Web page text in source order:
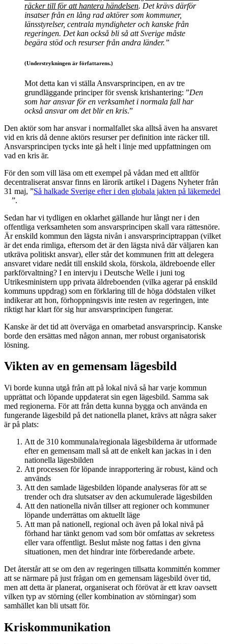
räcker till för att hantera händelsen. Det krävs därför
insatser från en lång rad aktörer som kommuner,
länsstyrelser, centrala myndigheter och kanske från
regeringen. Det kan också bli så att Sverige måste
begära stöd och resurser från andra länder.”
(Understrykningen är författarens.)
Mot detta kan vi ställa Ansvarsprincipen, en av tre
grundläggande principer för svensk krishantering: ”Den
som har ansvar för en verksamhet i normala fall har
också ansvar om det blir en kris.”
Den aktör som har ansvar i normalfallet ska alltså även ha ansvaret
vid en kris då denne aktörs resurser per definition inte räcker till.
Ansvarsprincipen tycks inte gå helt i linje med uppfattningen om
vad en kris är.
För den som vill läsa om ett exempel på vådan med ett alltför
decentraliserat ansvar finns en lärorik artikel i Dagens Nyheter från
31 maj, ”Så halkade Sverige efter i den globala jakten på läkemedel
”.
Sedan har vi tydligen en oklarhet gällande hur långt ner i den
offentliga verksamheten som ansvarsprincipen skall vara rättesnöre.
Är enskild kommun den lägsta nivån i ansvarsprinciptrappan (vilket
är det enda rimliga, eftersom det är den lägsta nivå där väljaren kan
utkräva politiskt ansvar), eller står det kommunen fritt att delegera
ansvaret vidare nedåt till enskild skola, förskola, äldreboende eller
parkförvaltning? I en intervju i Deutsche Welle i juni tog
Utrikesministern upp privata äldreboenden (vilka agerar på enskild
kommuns uppdrag) som en förklaring till de höga dödstalen vilket
indikerar att hon, förhoppningsvis inte resten av regeringen, inte
riktigt har klart för sig hur ansvarsprincipen fungerar.
Kanske är det tid att överväga en omarbetad ansvarsprincip. Kanske
borde den ersättas med någon annan, mer robust organisatorisk
lösning.
Vikten av en gemensam lägesbild
Vi borde kunna utgå från att på lokal nivå så har varje kommun
upprättat och löpande uppdaterat sin egen lägesbild. Samma sak
med regionerna. För att från detta kunna bygga och använda en
fungerande lägesbild på det nationella planet, krävs att några saker
är på plats:
Att de 310 kommunala/regionala lägesbilderna är utformade
efter en gemensam mall så att de enkelt kan jackas in i den
nationella lägesbilden
Att processen för löpande inrapportering är robust, känd och
används
Att den samlade lägesbilden löpande analyseras för att se
trender och dra slutsatser av den ackumulerade lägesbilden
Att den nationella nivån tillser att regioner och kommuner
löpande underrättas om aktuellt läge
Att man på nationell, regional och även på lokal nivå på
förhand har tänkt genom vad som bör omfattas av sekretess
eller vara offentligt. Beslut måste nog fattas i den givna
situationen, men det hindrar inte förberedande arbete.
Det återstår att se om den av regeringen tillsatta kommittén kommer
att se närmare på just frågan om en gemensam lägesbild över tid,
men att detta är planerat, organiserat och förövat är ett krav oavsett
vilken typ av störning (eller kombination av störningar) som
samhället kan bli utsatt för.
Kriskommunikation